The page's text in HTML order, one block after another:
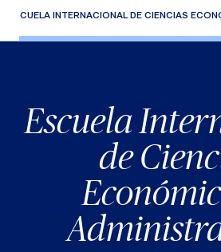
ESCUELA INTERNACIONAL DE CIENCIAS
Escuela
de